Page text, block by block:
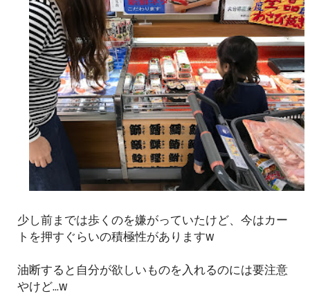
少し前までは歩くのを嫌がっていたけど、今はカー
トを押すぐらいの積極性がありますw
油断すると自分が欲しいものを入れるのには要注意
やけど...w